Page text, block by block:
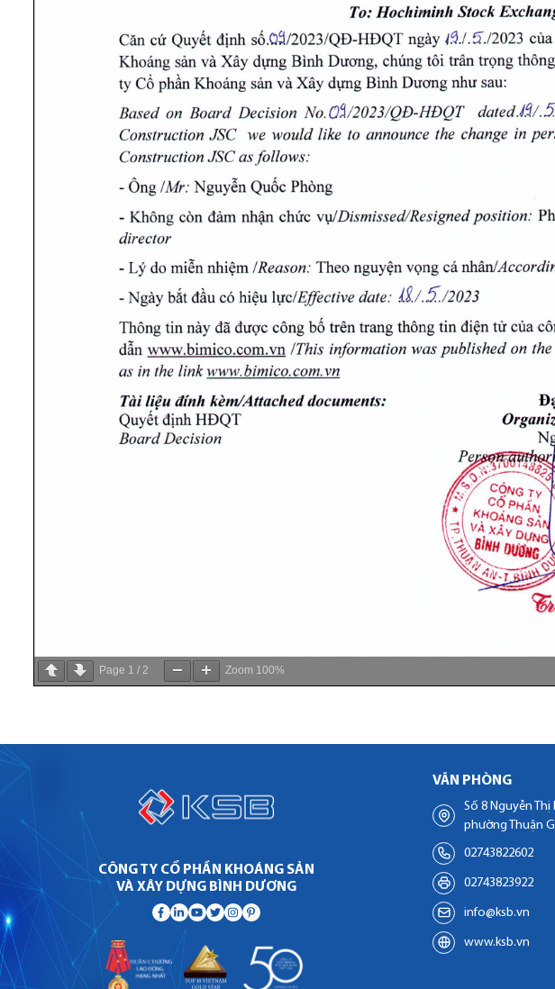
Page 1 / 2 Zoom 100%
CÔNG TY CỔ PHẦN KHOÁNG SẢN
VÀ XÂY DỰNG BÌNH DƯƠNG
VĂN PHÒNG
Số 8 Nguyễn
phường Thuận
02743822602
02743823922
info@ksb.vn
www.ksb.vn